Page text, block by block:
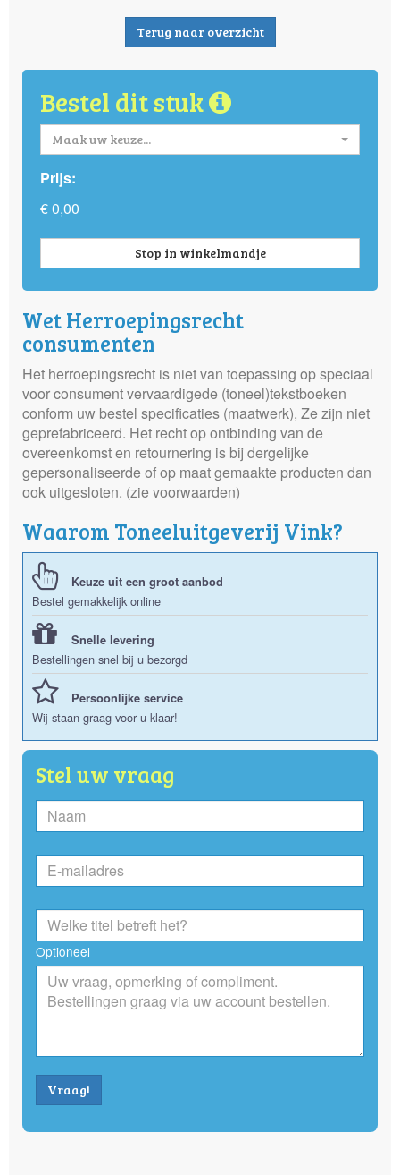
Terug naar overzicht
Bestel dit stuk
Maak uw keuze...
Prijs:
€ 0,00
Stop in winkelmandje
Wet Herroepingsrecht
consumenten
Het herroepingsrecht is niet van toepassing op speciaal
voor consument vervaardigede (toneel)tekstboeken
conform uw bestel specificaties (maatwerk), Ze zijn niet
geprefabriceerd. Het recht op ontbinding van de
overeenkomst en retournering is bij dergelijke
gepersonaliseerde of op maat gemaakte producten dan
ook uitgesloten. (zie voorwaarden)
Waarom Toneeluitgeverij Vink?
Keuze uit een groot aanbod
Bestel gemakkelijk online
Snelle levering
Bestellingen snel bij u bezorgd
Persoonlijke service
Wij staan graag voor u klaar!
Stel uw vraag
Optioneel
Vraag!